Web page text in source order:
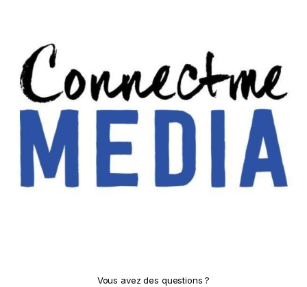
Vous avez des questions ?